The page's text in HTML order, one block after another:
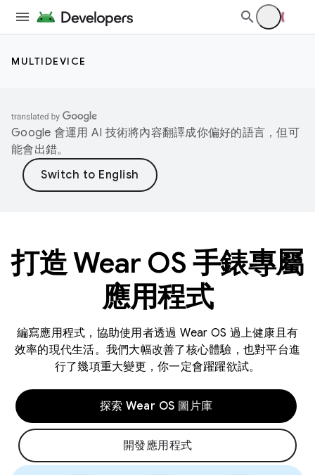
MULTIDEVICE
Google 會運用 AI 技術將內容翻譯成你偏好的語言，但可
能會出錯。
打造 Wear OS 手錶專屬
應用程式
編寫應用程式，協助使用者透過 Wear OS 過上健康且有
效率的現代生活。我們大幅改善了核心體驗，也對平台進
行了幾項重大變更，你一定會躍躍欲試。
探索 Wear OS 圖片庫
開發應用程式